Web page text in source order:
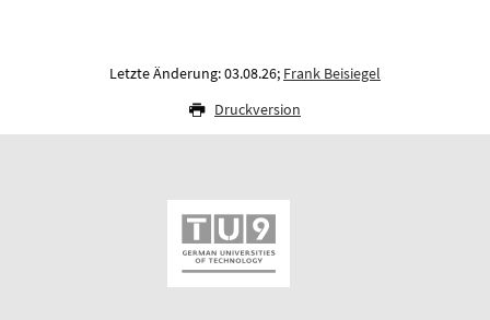
Letzte Änderung: 03.08.26; Frank Beisiegel
Druckversion